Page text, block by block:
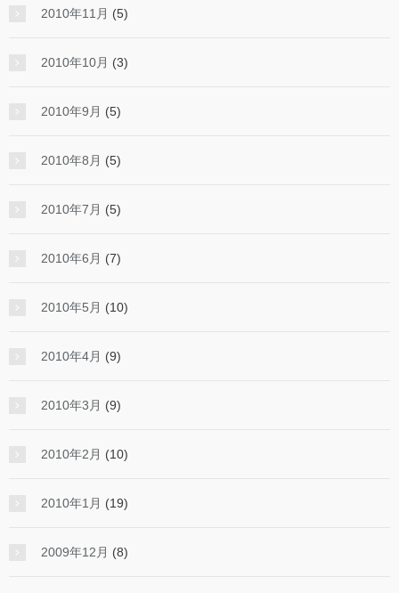
2010年11月 (5)
2010年10月 (3)
2010年9月 (5)
2010年8月 (5)
2010年7月 (5)
2010年6月 (7)
2010年5月 (10)
2010年4月 (9)
2010年3月 (9)
2010年2月 (10)
2010年1月 (19)
2009年12月 (8)